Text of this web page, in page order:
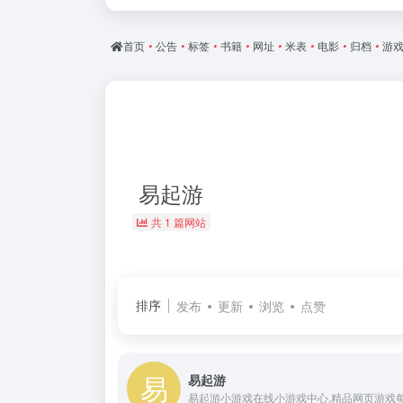
首页 • 公告 • 标签 • 书籍 • 网址 • 米表 • 电影 • 归档 • 游戏
易起游
共 1 篇网站
排序 发布 更新 浏览 点赞
易起游